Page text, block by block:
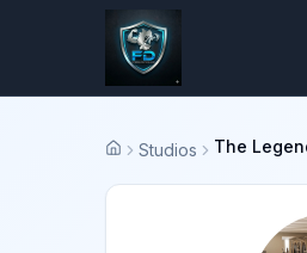
Startseite
Studios The